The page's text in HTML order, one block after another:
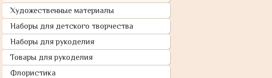
Художественные материалы
Наборы для детского творчества
Наборы для рукоделия
Товары для рукоделия
Флористика